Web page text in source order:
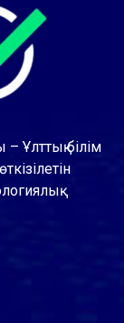
Ұлттық білім